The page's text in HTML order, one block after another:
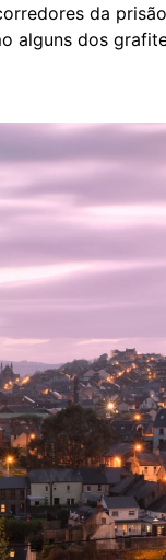
da
alguns dos